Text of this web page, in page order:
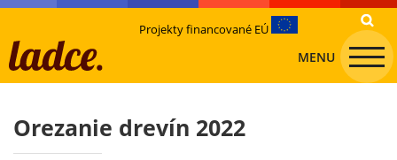
Projekty financované EÚ
MENU
Orezanie drevín 2022